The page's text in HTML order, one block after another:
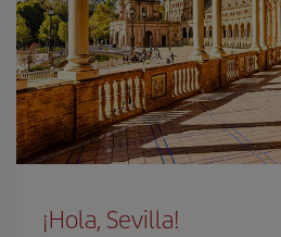
¡Hola, Sevilla!